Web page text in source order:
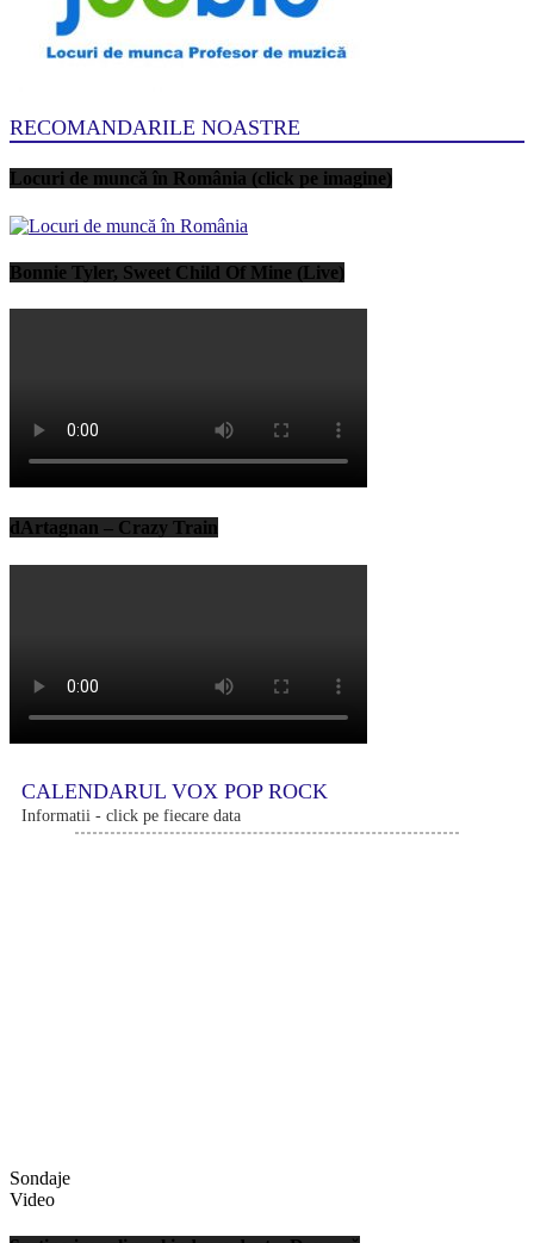
RECOMANDARILE NOASTRE
Locuri de muncă în România (click pe imagine)
Bonnie Tyler, Sweet Child Of Mine (Live)
dArtagnan – Crazy Train
CALENDARUL VOX POP ROCK
Informatii - click pe fiecare data
Sondaje
Video